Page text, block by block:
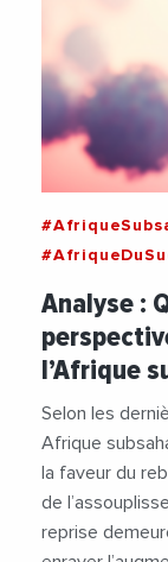
#Crise
#Croissance
#Dette
#Mali
#Pandemie
Analyse :
l’Afrique
Selon les
Afrique
la faveur du
de
reprise